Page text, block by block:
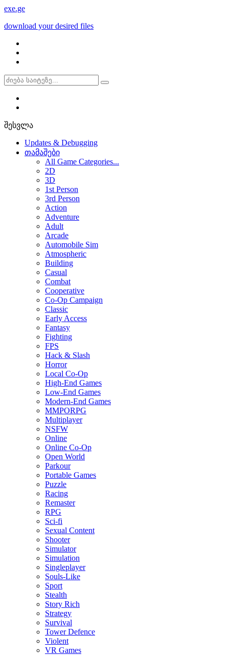
exe.ge
download your desired files
შესვლა
Updates & Debugging
თამაშები
All Game Categories...
2D
3D
1st Person
3rd Person
Action
Adventure
Adult
Arcade
Automobile Sim
Atmospheric
Building
Casual
Combat
Cooperative
Co-Op Campaign
Classic
Early Access
Fantasy
Fighting
FPS
Hack & Slash
Horror
Local Co-Op
High-End Games
Low-End Games
Modern-End Games
MMPORPG
Multiplayer
NSFW
Online
Online Co-Op
Open World
Parkour
Portable Games
Puzzle
Racing
Remaster
RPG
Sci-fi
Sexual Content
Shooter
Simulator
Simulation
Singleplayer
Souls-Like
Sport
Stealth
Story Rich
Strategy
Survival
Tower Defence
Violent
VR Games